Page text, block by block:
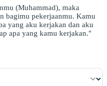
(Muhammad), maka
bagimu pekerjaanmu. Kamu
yang aku kerjakan dan aku
apa yang kamu kerjakan."